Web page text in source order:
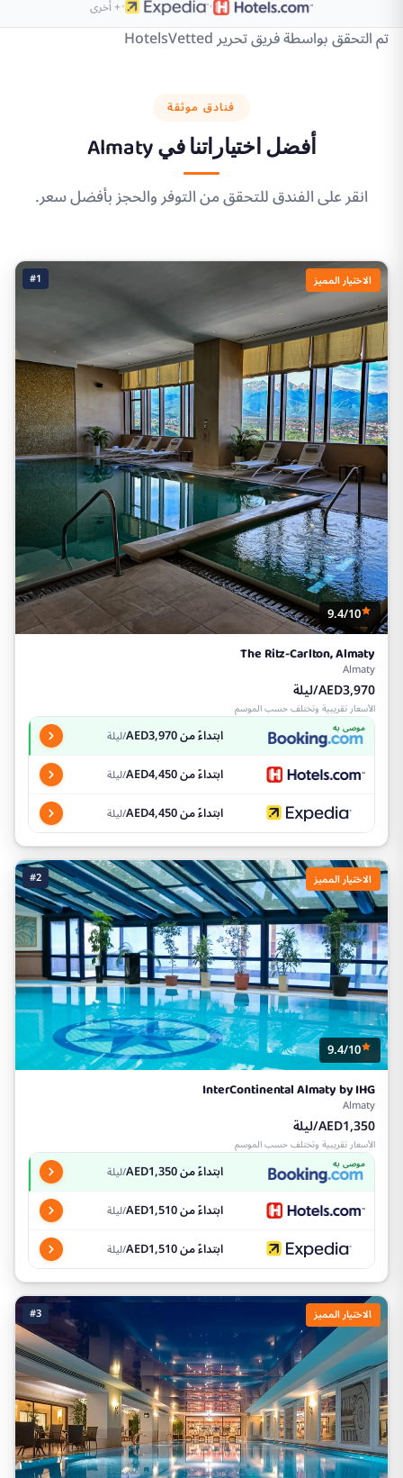
+ أخرى
تم التحقق بواسطة فريق تحرير HotelsVetted
فنادق موثقة
أفضل اختياراتنا فيAlmaty
انقر على الفندق للتحقق من التوفر والحجز بأفضل سعر.
#1 الاختيار المميز
9.4/10
The Ritz-Carlton, Almaty
Almaty
AED3,970/ليلة
الأسعار تقريبية وتختلف حسب الموسم
موصى به ابتداءً من AED3,970 /ليلة
ابتداءً من AED4,450 /ليلة
ابتداءً من AED4,450 /ليلة
#2 الاختيار المميز
9.4/10
InterContinental Almaty by IHG
Almaty
AED1,350/ليلة
الأسعار تقريبية وتختلف حسب الموسم
موصى به ابتداءً من AED1,350 /ليلة
ابتداءً من AED1,510 /ليلة
ابتداءً من AED1,510 /ليلة
#3 الاختيار المميز